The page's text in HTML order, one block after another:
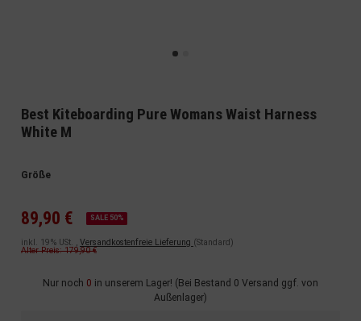
Best Kiteboarding Pure Womans Waist Harness
White M
Größe
89,90 € SALE 50%
inkl. 19% USt. , Versandkostenfreie Lieferung (Standard)
Alter Preis: 179,90 €
Nur noch 0 in unserem Lager! (Bei Bestand 0 Versand ggf. von
Außenlager)